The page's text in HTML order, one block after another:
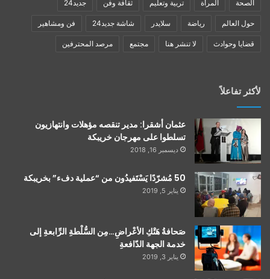
الصحة المرأة تربية وتعليم ثقافة وفن جديد24
حول العالم رياضة سلايدر شاشة جديد24 فن ومشاهير
قضايا وحوادث لا تنشر هنا مجتمع مرصد المحترفين
لأكثر تفاعلاً
عثمان أشقرا: مدير تنقصه مؤهلات وانتهازيون
تسلطوا على مهرجان خريبكة
ديسمبر 16, 2018
50 مُشرّدًا يَسْتَفيدُون من “عملية دفء” بخريبكة
يناير 5, 2019
صَحافةُ هَتْكِ الأعْراضِ…مِن السُّلْطةِ الرِّابعةِ إلى
خدمة الجهة الدّافعةِ
يناير 3, 2019